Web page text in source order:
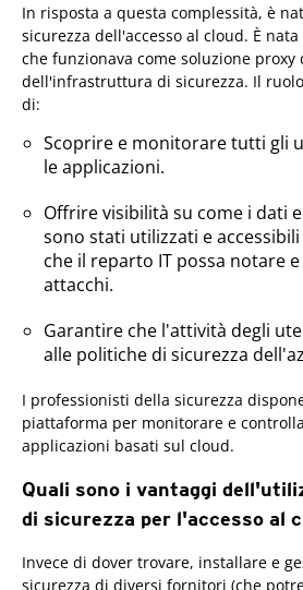
In risposta a questa complessità, è
sicurezza dell'accesso al cloud. È
che funzionava come soluzione
dell'infrastruttura di sicurezza. Il
di:
Scoprire e monitorare tutti gli
le applicazioni.
Offrire visibilità su come i dati
sono stati utilizzati e
che il reparto IT possa notare
attacchi.
Garantire che l'attività degli
alle politiche di sicurezza
I professionisti della sicurezza
piattaforma per monitorare e
applicazioni basati sul cloud.
Quali sono i vantaggi
di sicurezza per l'accesso al
Invece di dover trovare, installare e
sicurezza di diversi fornitori (che